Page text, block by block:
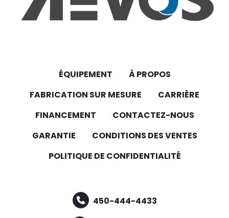
ÉQUIPEMENT
À PROPOS
FABRICATION SUR MESURE
CARRIÈRE
FINANCEMENT
CONTACTEZ-NOUS
GARANTIE
CONDITIONS DES VENTES
POLITIQUE DE CONFIDENTIALITÉ
450-444-4433